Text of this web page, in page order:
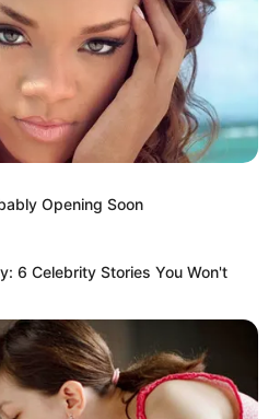
. La segunda fase, que se
de Bogotá, se proyecta para
beneficiará a más de
con TransMilenio.
departamental impulsa el
la economía y promueve la
que transforman la región.
EN GOOGLE NEWS
Opening Soon
6 Celebrity Stories You Won't